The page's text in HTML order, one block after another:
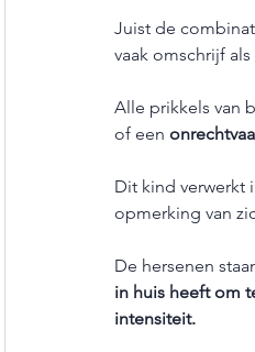
Juist de
vaak omschrijf als
Alle prikkels van
of een
Dit kind verwerkt
opmerking van
De hersenen
in huis heeft om
intensiteit.